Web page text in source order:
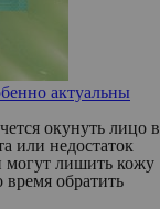
актуальны
окунуть лицо в
или недостаток
могут лишить кожу
обратить